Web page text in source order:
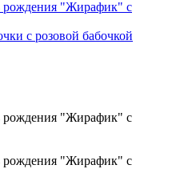
с розовой бабочкой